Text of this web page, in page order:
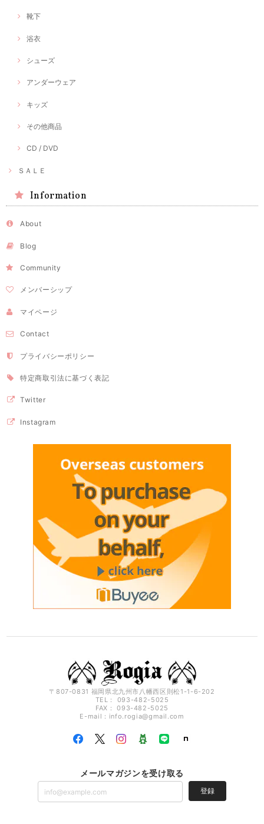
靴下
浴衣
シューズ
アンダーウェア
キッズ
その他商品
CD / DVD
ＳＡＬＥ
Information
About
Blog
Community
メンバーシップ
マイページ
Contact
プライバシーポリシー
特定商取引法に基づく表記
Twitter
Instagram
〒807-0831 福岡県北九州市八幡西区則松1-1-6-202
TEL： 093-482-5025
FAX： 093-482-5025
E-mail： info.rogia@gmail.com
メールマガジンを受け取る
登録